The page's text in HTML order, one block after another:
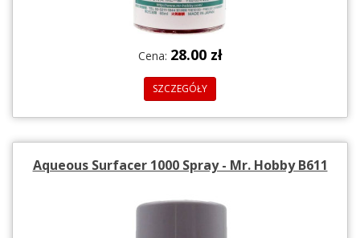
Cena: 28.00 zł
SZCZEGÓŁY
Aqueous Surfacer 1000 Spray - Mr. Hobby B611